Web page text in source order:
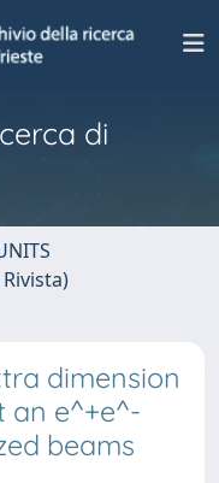
di
dimension
an e^+e^-
beams